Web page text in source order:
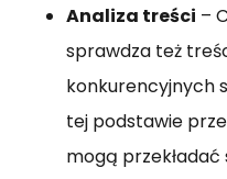
Analiza treści –
sprawdza też
konkurencyjnych
tej podstawie
mogą przekładać